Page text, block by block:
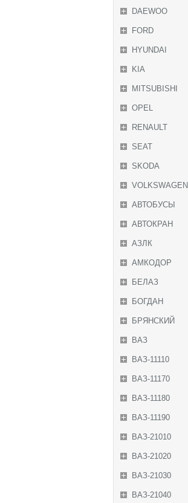
DAEWOO
FORD
HYUNDAI
KIA
MITSUBISHI
OPEL
RENAULT
SEAT
SKODA
VOLKSWAGEN
АВТОБУСЫ
АВТОКРАН
АЗЛК
АМКОДОР
БЕЛАЗ
БОГДАН
БРЯНСКИЙ
ВАЗ
ВАЗ-11110
ВАЗ-11170
ВАЗ-11180
ВАЗ-11190
ВАЗ-21010
ВАЗ-21020
ВАЗ-21030
ВАЗ-21040